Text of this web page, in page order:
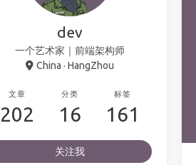
dev
一个艺术家｜前端架构师
China · HangZhou
文章
202
分类
16
标签
161
关注我